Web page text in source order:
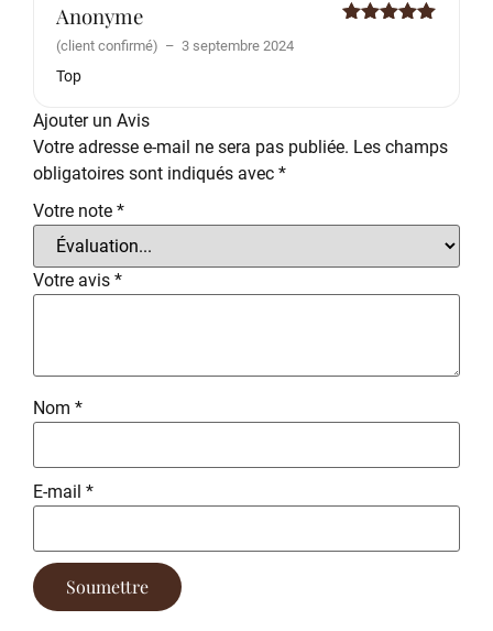
Anonyme
(client confirmé) – 3 septembre 2024
Top
Ajouter un Avis
Votre adresse e-mail ne sera pas publiée. Les champs
obligatoires sont indiqués avec *
Votre note *
Votre avis *
Nom *
E-mail *